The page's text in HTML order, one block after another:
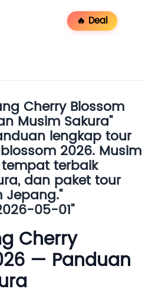
🔥 Deal
Cherry Blossom
Musim Sakura"
lengkap tour
2026. Musim
terbaik
dan paket tour
Jepang."
05-01"
Cherry
— Panduan